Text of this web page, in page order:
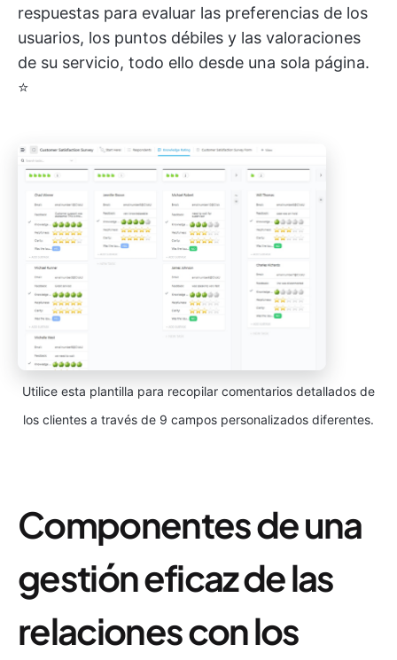
respuestas para evaluar las preferencias de los
usuarios, los puntos débiles y las valoraciones
de su servicio, todo ello desde una sola página.
⭐
Utilice esta plantilla para recopilar comentarios detallados de
los clientes a través de 9 campos personalizados diferentes.
Componentes de una
gestión eficaz de las
relaciones con los